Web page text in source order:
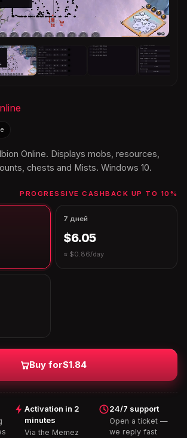
Online. Displays mobs, resources,
chests and Mists. Windows 10.
PROGRESSIVE CASHBACK UP TO 10%
7 дней
$6.05
≈ $0.86/day
Buy for$1.84
Activation in 2
minutes
Via the Memez
24/7 support
Open a ticket —
we reply fast